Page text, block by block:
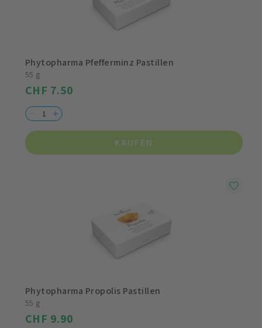
Phytopharma Pfefferminz Pastillen
55 g
CHF 7.50
KAUFEN
Phytopharma Propolis Pastillen
55 g
CHF 9.90